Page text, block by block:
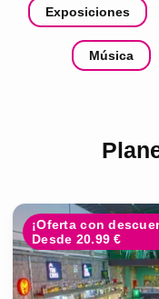
Exposiciones
Música
¡Oferta con
Desde 20.99 €